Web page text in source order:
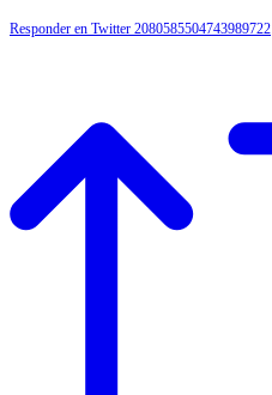
Responder en Twitter 2080585504743989722